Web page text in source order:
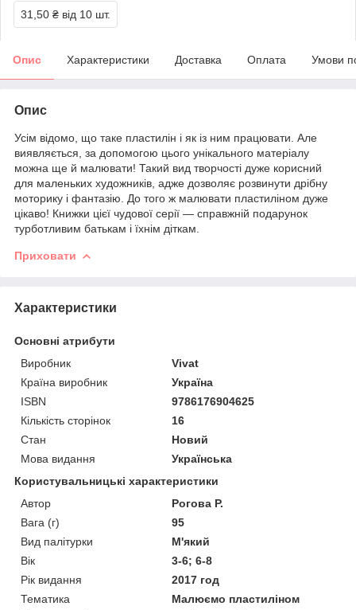
31,50 ₴ від 10 шт.
Опис Характеристики Доставка Оплата Умови
Опис
Усім відомо, що таке пластилін і як із ним працювати. Але
виявляється, за допомогою цього унікального матеріалу
можна ще й малювати! Такий вид творчості дуже корисний
для маленьких художників, адже дозволяє розвинути дрібну
моторику і фантазію. До того ж малювати пластиліном дуже
цікаво! Книжки цієї чудової серії — справжній подарунок
турботливим батькам і їхнім діткам.
Приховати
Характеристики
Основні атрибути
Виробник
Vivat
Країна виробник
Україна
ISBN
9786176904625
Кількість сторінок
16
Стан
Новий
Мова видання
Українська
Користувальницькі характеристики
Автор
Рогова Р.
Вага (г)
95
Вид палітурки
М'який
Вік
3-6; 6-8
Рік видання
2017 год
Тематика
Малюємо пластиліном